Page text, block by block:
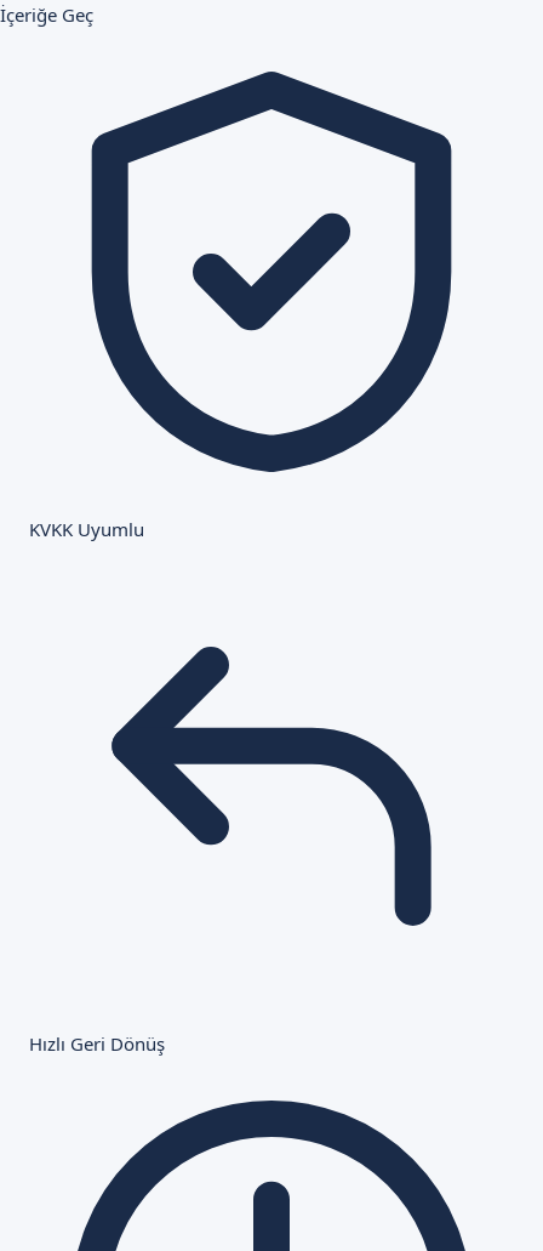
İçeriğe Geç
KVKK Uyumlu
Hızlı Geri Dönüş